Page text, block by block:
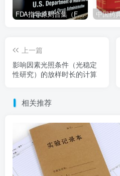
FDA指导原则合集（FDA Guidance Documents）-持续更新
上一篇
影响因素光照条件（光稳定
性研究）的放样时长的计算
相关推荐